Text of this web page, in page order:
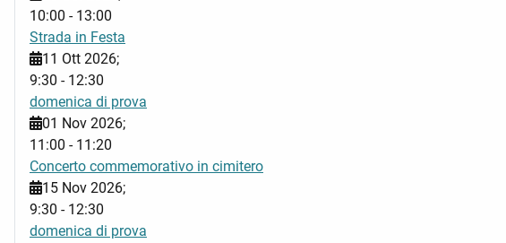
10:00 - 13:00
Strada in Festa
11 Ott 2026;
9:30 - 12:30
domenica di prova
01 Nov 2026;
11:00 - 11:20
Concerto commemorativo in cimitero
15 Nov 2026;
9:30 - 12:30
domenica di prova